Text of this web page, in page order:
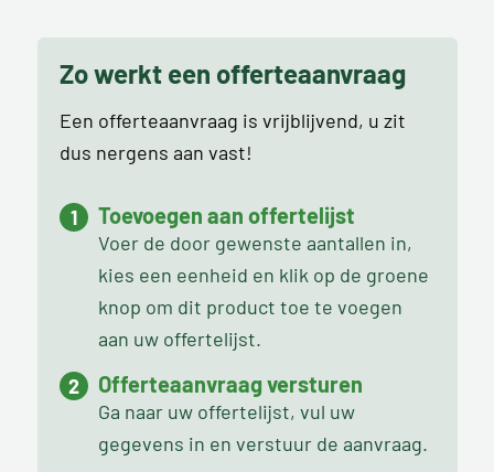
Zo werkt een offerteaanvraag
Een offerteaanvraag is vrijblijvend, u zit
dus nergens aan vast!
Toevoegen aan offertelijst
Voer de door gewenste aantallen in,
kies een eenheid en klik op de groene
knop om dit product toe te voegen
aan uw offertelijst.
Offerteaanvraag versturen
Ga naar uw offertelijst, vul uw
gegevens in en verstuur de aanvraag.